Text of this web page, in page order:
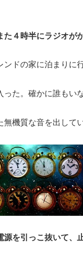
た４時半にラジオが
ドの家に泊まりに
った。確かに誰もい
無機質な音を出してい
を引っこ抜いて、